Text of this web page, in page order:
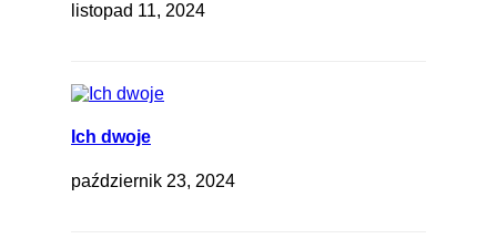
listopad 11, 2024
Ich dwoje
październik 23, 2024